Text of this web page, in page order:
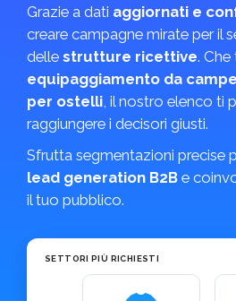
Grazie a dati aggiornati e
creare campagne mirate per il
delle strutture ricettive.
equipaggiamento da
per ostelli, il nostro elenco ti
raggiungere i decisori giusti.
Sfrutta segmentazioni precise
lead generation B2B e
il tuo pubblico.
SETTORI PIÙ RICHIESTI